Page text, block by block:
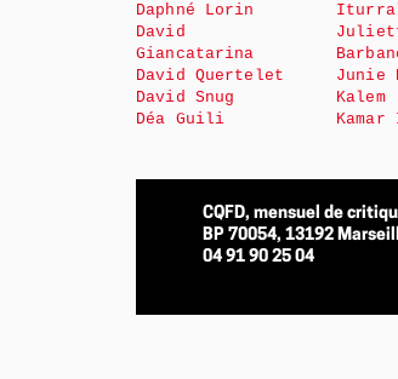
Daphné Lorin
David
Giancatarina
David Quertelet
David Snug
Déa Guili
Junie
Kalem
CQFD, mensuel de
BP 70054, 13192
04 91 90 25 04